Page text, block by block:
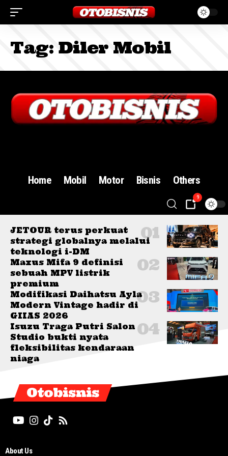
Tag: Diler Mobil
Home Mobil Motor Bisnis Others
9
JETOUR terus perkuat
strategi globalnya melalui
teknologi i-DM
Maxus Mifa 9 definisi
sebuah MPV listrik
premium
Modifikasi Daihatsu Ayla
Modern Vintage hadir di
GIIAS 2026
Isuzu Traga Putri Salon
Studio bukti nyata
fleksibilitas kendaraan
niaga
Otobisnis
About Us